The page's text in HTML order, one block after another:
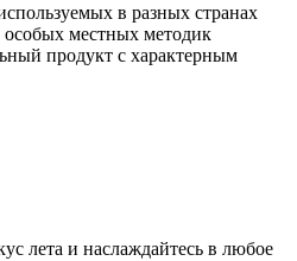
в разных странах
особых местных методик
продукт с характерным
лета и наслаждайтесь в любое